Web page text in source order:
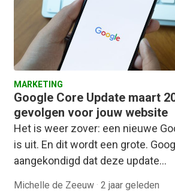
MARKETING
Google Core Update maart
gevolgen voor jouw website
Het is weer zover: een nieuwe
is uit. En dit wordt een grote.
aangekondigd dat deze update…
Michelle de Zeeuw · 2 jaar geleden